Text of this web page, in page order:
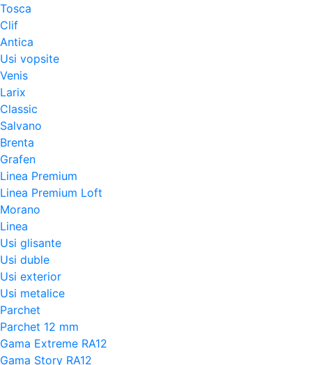
Tosca
Clif
Antica
Usi vopsite
Venis
Larix
Classic
Salvano
Brenta
Grafen
Linea Premium
Linea Premium Loft
Morano
Linea
Usi glisante
Usi duble
Usi exterior
Usi metalice
Parchet
Parchet 12 mm
Gama Extreme RA12
Gama Story RA12